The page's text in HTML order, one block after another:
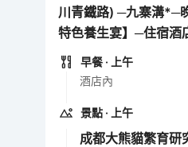
川青鐵路) ─九寨溝*─
特色養生宴】─住宿酒
早餐 · 上午
酒店內
景點 · 上午
成都大熊貓繁育研